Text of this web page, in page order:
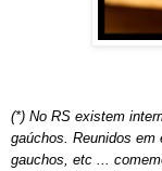
(*) No RS existem
gaúchos. Reunidos em
gauchos, etc ...